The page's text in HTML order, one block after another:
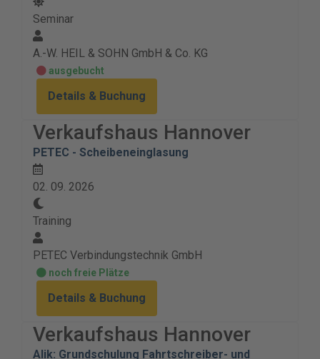
Seminar
A.-W. HEIL & SOHN GmbH & Co. KG
ausgebucht
Details & Buchung
Verkaufshaus Hannover
PETEC - Scheibeneinglasung
02. 09. 2026
Training
PETEC Verbindungstechnik GmbH
noch freie Plätze
Details & Buchung
Verkaufshaus Hannover
Alik: Grundschulung Fahrtschreiber- und